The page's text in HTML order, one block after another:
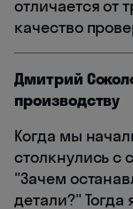
отличается от
качество
Дмитрий
производству
Когда мы
столкнулись с
"Зачем
детали?"